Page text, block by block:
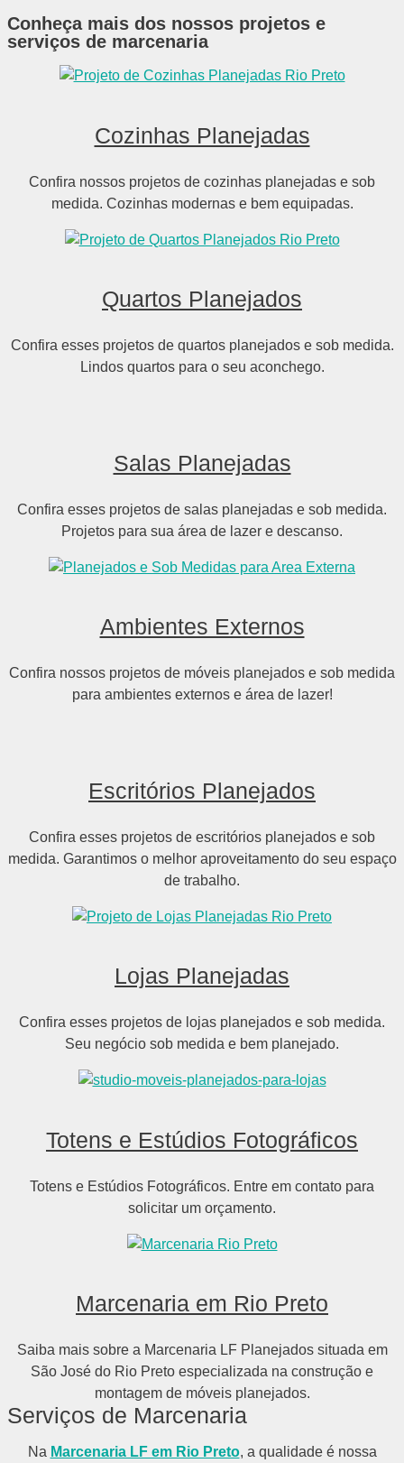
Conheça mais dos nossos projetos e
serviços de marcenaria
Cozinhas Planejadas
Confira nossos projetos de cozinhas planejadas e sob
medida. Cozinhas modernas e bem equipadas.
Quartos Planejados
Confira esses projetos de quartos planejados e sob medida.
Lindos quartos para o seu aconchego.
Salas Planejadas
Confira esses projetos de salas planejadas e sob medida.
Projetos para sua área de lazer e descanso.
Ambientes Externos
Confira nossos projetos de móveis planejados e sob medida
para ambientes externos e área de lazer!
Escritórios Planejados
Confira esses projetos de escritórios planejados e sob
medida. Garantimos o melhor aproveitamento do seu espaço
de trabalho.
Lojas Planejadas
Confira esses projetos de lojas planejados e sob medida.
Seu negócio sob medida e bem planejado.
Totens e Estúdios Fotográficos
Totens e Estúdios Fotográficos. Entre em contato para
solicitar um orçamento.
Marcenaria em Rio Preto
Saiba mais sobre a Marcenaria LF Planejados situada em
São José do Rio Preto especializada na construção e
montagem de móveis planejados.
Serviços de Marcenaria
Na Marcenaria LF em Rio Preto, a qualidade é nossa